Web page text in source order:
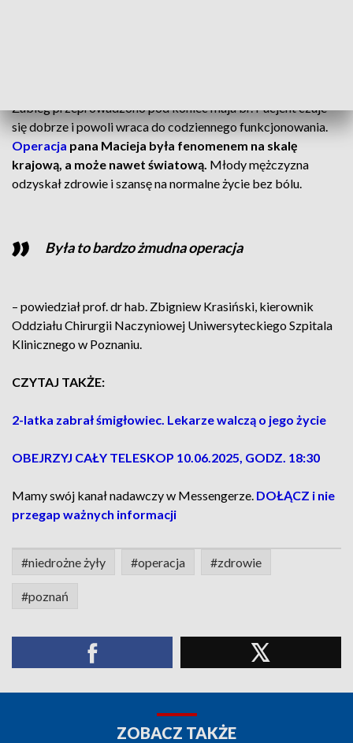
Zabieg przeprowadzono pod koniec maja br. Pacjent czuje
się dobrze i powoli wraca do codziennego funkcjonowania.
Operacja pana Macieja była fenomenem na skalę
krajową, a może nawet światową. Młody mężczyzna
odzyskał zdrowie i szansę na normalne życie bez bólu.
Była to bardzo żmudna operacja
– powiedział prof. dr hab. Zbigniew Krasiński, kierownik
Oddziału Chirurgii Naczyniowej Uniwersyteckiego Szpitala
Klinicznego w Poznaniu.
CZYTAJ TAKŻE:
2-latka zabrał śmigłowiec. Lekarze walczą o jego życie
OBEJRZYJ CAŁY TELESKOP 10.06.2025, GODZ. 18:30
Mamy swój kanał nadawczy w Messengerze. DOŁĄCZ i nie
przegap ważnych informacji
#niedrożne żyły #operacja #zdrowie
#poznań
ZOBACZ TAKŻE